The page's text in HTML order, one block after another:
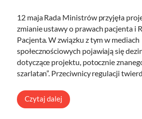
12 maja Rada Ministrów przyjęła
zmianie ustawy o prawach pacjenta i
Pacjenta. W związku z tym w mediach
społecznościowych pojawiają się
dotyczące projektu, potocznie
szarlatan”. Przeciwnicy regulacji
Czytaj dalej